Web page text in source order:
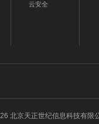
云安全
北京天正世纪信息科技有限